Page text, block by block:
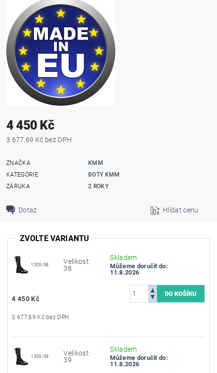
4 450 Kč
3 677,69 Kč bez DPH
ZNAČKA
KMM
KATEGORIE
BOTY KMM
ZÁRUKA
2 ROKY
Dotaz Hlídat cenu
ZVOLTE VARIANTU
1309/38
Velikost:
38
Skladem
Můžeme doručit do:
11.8.2026
4 450 Kč
3 677,69 Kč bez DPH
1309/39
Velikost:
39
Skladem
Můžeme doručit do:
11.8.2026